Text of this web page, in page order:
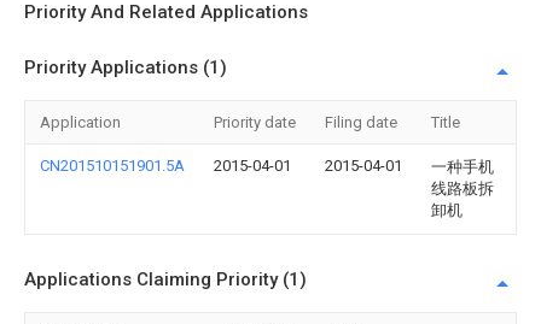
Priority And Related Applications
Priority Applications (1)
Application Priority date Filing date Title
CN201510151901.5A 2015-04-01 2015-04-01
一种手机
线路板拆
卸机
Applications Claiming Priority (1)